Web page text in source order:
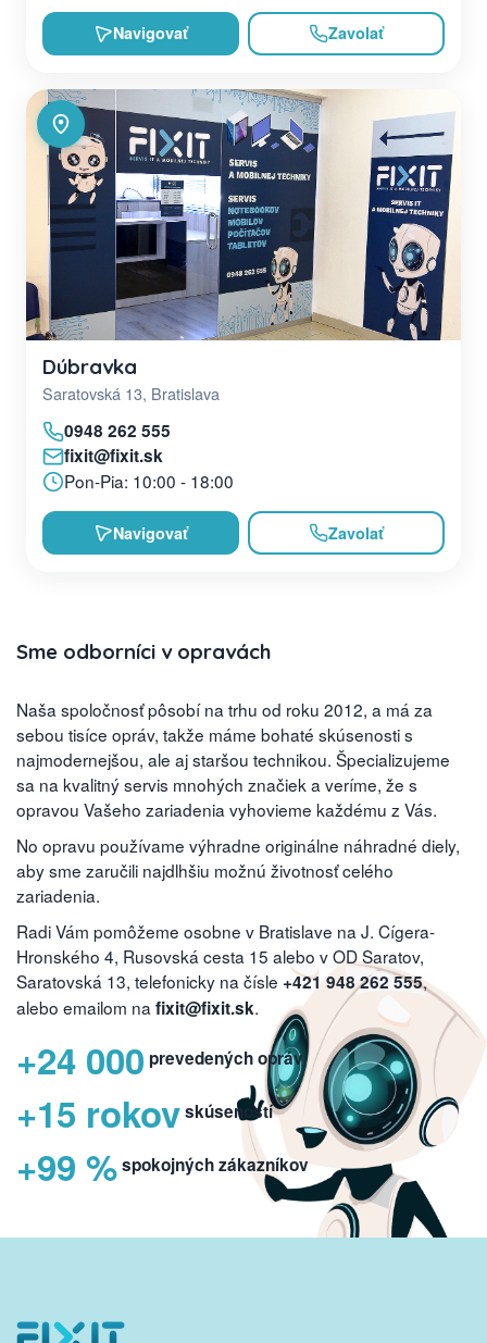
Navigovať Zavolať
Dúbravka
Saratovská 13, Bratislava
0948 262 555
fixit@fixit.sk
Pon-Pia: 10:00 - 18:00
Navigovať Zavolať
Sme odborníci v opravách
Naša spoločnosť pôsobí na trhu od roku 2012, a má za
sebou tisíce opráv, takže máme bohaté skúsenosti s
najmodernejšou, ale aj staršou technikou. Špecializujeme
sa na kvalitný servis mnohých značiek a veríme, že s
opravou Vašeho zariadenia vyhovieme každému z Vás.
No opravu používame výhradne originálne náhradné diely,
aby sme zaručili najdlhšiu možnú životnosť celého
zariadenia.
Radi Vám pomôžeme osobne v Bratislave na J. Cígera-
Hronského 4, Rusovská cesta 15 alebo v OD Saratov,
Saratovská 13, telefonicky na čísle +421 948 262 555,
alebo emailom na fixit@fixit.sk.
+24 000 prevedených opráv
+15 rokovskúseností
+99 %spokojných zákazníkov